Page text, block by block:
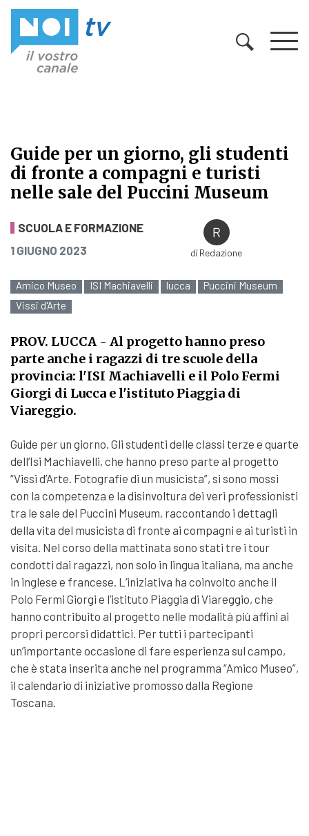
Guide per un giorno, gli studenti
di fronte a compagni e turisti
nelle sale del Puccini Museum
Guide per un giorno, gli studenti
SCUOLA E FORMAZIONE
PUBBLICATO IL
1 GIUGNO 2023 diRedazione
Amico Museo ISI Machiavelli lucca
Puccini Museum
Vissi d'Arte
PROV. LUCCA - Al progetto hanno preso
parte anche i ragazzi di tre scuole della
provincia: l'ISI Machiavelli e il Polo Fermi
Giorgi di Lucca e l'istituto Piaggia di
Viareggio.
Guide per un giorno. Gli studenti delle classi terze e quarte
dell’Isi Machiavelli, che hanno preso parte al progetto
“Vissi d’Arte. Fotografie di un musicista”, si sono mossi
con la competenza e la disinvoltura dei veri professionisti
tra le sale del Puccini Museum, raccontando i dettagli
della vita del musicista di fronte ai compagni e ai turisti in
visita. Nel corso della mattinata sono stati tre i tour
condotti dai ragazzi, non solo in lingua italiana, ma anche
in inglese e francese. L’iniziativa ha coinvolto anche il
Polo Fermi Giorgi e l’istituto Piaggia di Viareggio, che
hanno contribuito al progetto nelle modalità più affini ai
propri percorsi didattici. Per tutti i partecipanti
un’importante occasione di fare esperienza sul campo,
che è stata inserita anche nel programma “Amico Museo”,
il calendario di iniziative promosso dalla Regione
Toscana.